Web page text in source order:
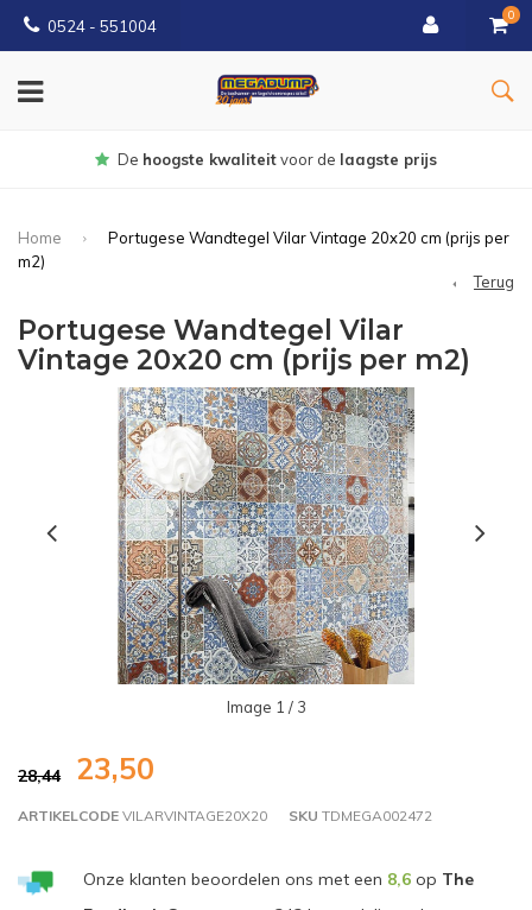
0524 - 551004
0
voor delaagste prijs
Home
Portugese Wandtegel Vilar Vintage 20x20 cm (prijs per
m2)
Terug
Portugese Wandtegel Vilar
Vintage 20x20 cm (prijs per m2)
Image 1 / 3
28,44 23,50
ARTIKELCODE VILARVINTAGE20X20 SKU TDMEGA002472
Onze klanten beoordelen ons met een 8,6op The